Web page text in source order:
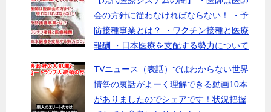
会の方針に従わなければならない！ ・予
防接種事業とは？ ・ワクチン接種と医療
報酬 ・日本医療を支配する勢力について
TVニュース（表話）ではわからない世界
情勢の裏話がよーく理解できる動画10本
がありましたのでシェアです！状況把握